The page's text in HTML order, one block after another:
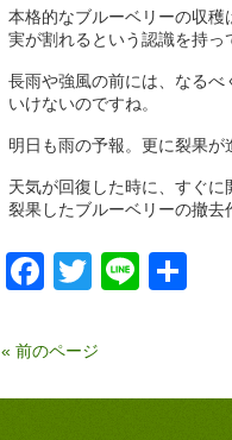
本格的なブルーベリーの収穫
実が割れるという認識を持っ
長雨や強風の前には、なるべ
いけないのですね。
明日も雨の予報。更に裂果が
天気が回復した時に、すぐ
裂果したブルーベリーの撤去
Facebook
Twitter
Line
« 前のページ